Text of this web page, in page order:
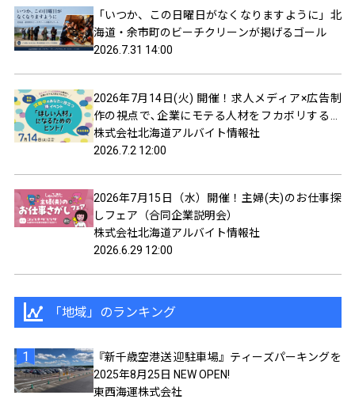
「いつか、この日曜日がなくなりますように」北
海道・余市町のビーチクリーンが掲げるゴール
2026.7.31 14:00
2026年7月14日(火) 開催！求人メディア×広告制
作の視点で､企業にモテる人材をフカボリするト
ークイベント！
株式会社北海道アルバイト情報社
2026.7.2 12:00
2026年7月15日（水）開催！主婦(夫)のお仕事探
しフェア（合同企業説明会）
株式会社北海道アルバイト情報社
2026.6.29 12:00
「地域」のランキング
『新千歳空港送 迎駐車場』ティーズパーキングを
2025年8月25日 NEW OPEN!
東西海運株式会社